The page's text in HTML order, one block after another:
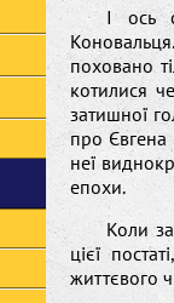
І ось
поховано
котилися
затишної
про Євгена
неї
епохи.
Коли
цієї
життєвого